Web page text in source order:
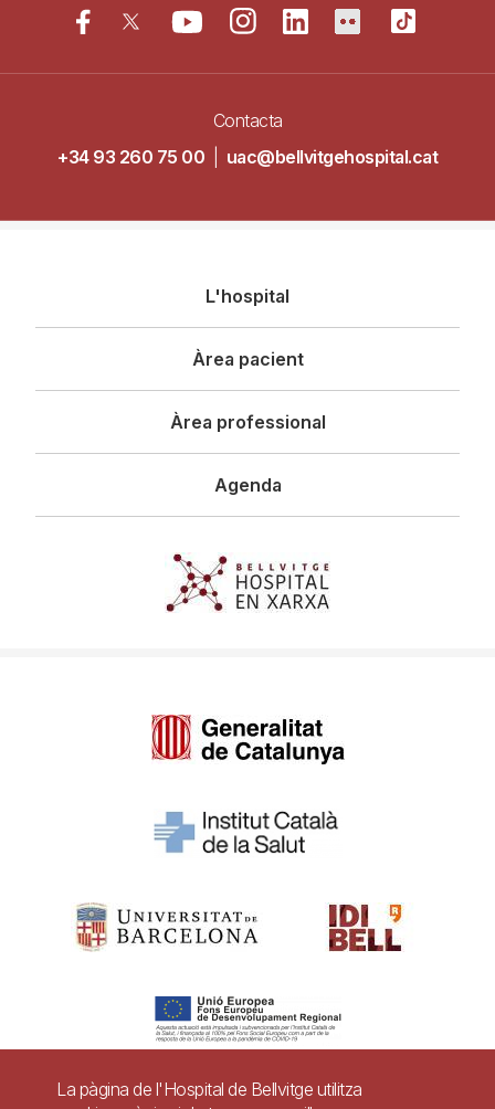
Contacta
+34 93 260 75 00
uac@bellvitgehospital.cat
principal
L'hospital
Àrea pacient
Àrea professional
Agenda
La pàgina de l'Hospital de Bellvitge utilitza